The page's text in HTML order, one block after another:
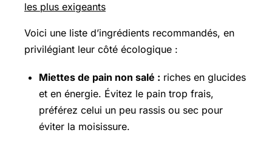
les plus exigeants
Voici une liste d’ingrédients recommandés, en
privilégiant leur côté écologique :
Miettes de pain non salé : riches en glucides
et en énergie. Évitez le pain trop frais,
préférez celui un peu rassis ou sec pour
éviter la moisissure.